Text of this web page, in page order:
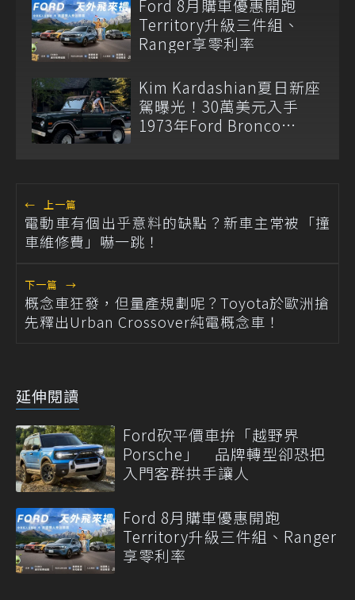
Ford 8月購車優惠開跑
Territory升級三件組、
Ranger享零利率
Kim Kardashian夏日新座
駕曝光！30萬美元入手
1973年Ford Bronco
← 上一篇
電動車有個出乎意料的缺點？新車主常被「撞
車維修費」嚇一跳！
下一篇 →
概念車狂發，但量產規劃呢？Toyota於歐洲搶
先釋出Urban Crossover純電概念車！
延伸閱讀
Ford砍平價車拚「越野界
Porsche」 品牌轉型卻恐把
入門客群拱手讓人
Ford 8月購車優惠開跑
Territory升級三件組、Ranger
享零利率